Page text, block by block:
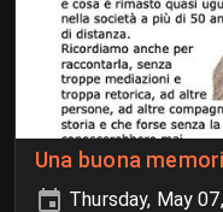
Una buona
Thursday, May